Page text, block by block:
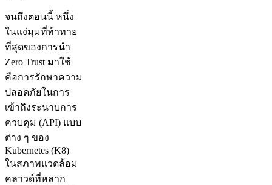
จนถึงตอนนี้ หนึ่ง
ในแง่มุมที่ท้าทาย
ที่สุดของการนำ
Zero Trust มาใช้
คือการรักษาความ
ปลอดภัยในการ
เข้าถึงระนาบการ
ควบคุม (API) แบบ
ต่าง ๆ ของ
Kubernetes (K8)
ในสภาพแวดล้อม
คลาวด์ที่หลาก